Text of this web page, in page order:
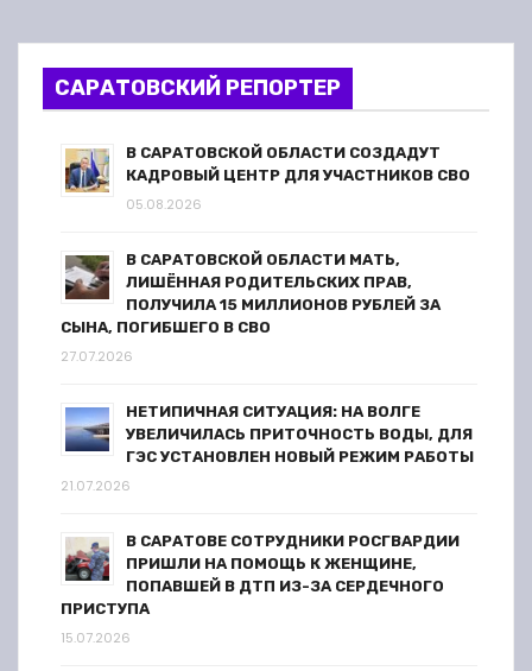
о
САРАТОВСКИЙ РЕПОРТЕР
В САРАТОВСКОЙ ОБЛАСТИ СОЗДАДУТ
КАДРОВЫЙ ЦЕНТР ДЛЯ УЧАСТНИКОВ СВО
05.08.2026
В САРАТОВСКОЙ ОБЛАСТИ МАТЬ,
ЛИШЁННАЯ РОДИТЕЛЬСКИХ ПРАВ,
ПОЛУЧИЛА 15 МИЛЛИОНОВ РУБЛЕЙ ЗА
СЫНА, ПОГИБШЕГО В СВО
27.07.2026
НЕТИПИЧНАЯ СИТУАЦИЯ: НА ВОЛГЕ
УВЕЛИЧИЛАСЬ ПРИТОЧНОСТЬ ВОДЫ, ДЛЯ
ГЭС УСТАНОВЛЕН НОВЫЙ РЕЖИМ РАБОТЫ
21.07.2026
В САРАТОВЕ СОТРУДНИКИ РОСГВАРДИИ
ПРИШЛИ НА ПОМОЩЬ К ЖЕНЩИНЕ,
ПОПАВШЕЙ В ДТП ИЗ-ЗА СЕРДЕЧНОГО
ПРИСТУПА
15.07.2026